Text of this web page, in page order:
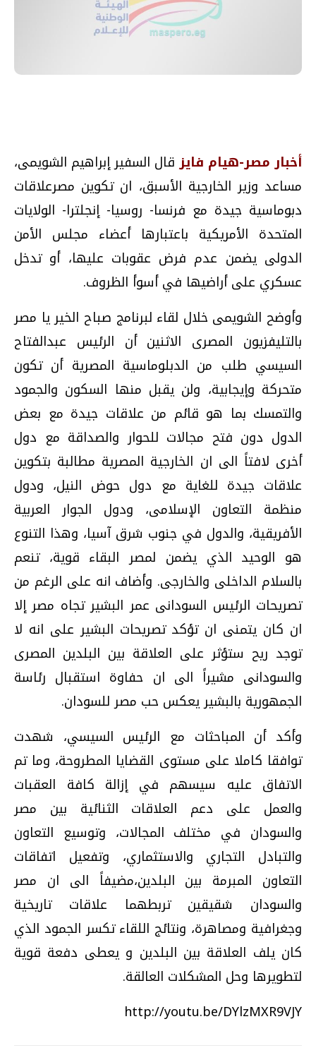
أخبار مصر-هيام فايز قال السفير إبراهيم الشويمى،
مساعد وزير الخارجية الأسبق، ان تكوين مصرعلاقات
دبوماسية جيدة مع فرنسا- روسيا- إنجلترا- الولايات
المتحدة الأمريكية باعتبارها أعضاء مجلس الأمن
الدولى يضمن عدم فرض عقوبات عليها، أو تدخل
عسكري على أراضيها في أسوأ الظروف.
وأوضح الشويمى خلال لقاء لبرنامج صباح الخير يا مصر
بالتليفزيون المصرى الاثنين أن الرئيس عبدالفتاح
السيسي طلب من الدبلوماسية المصرية أن تكون
متحركة وإيجابية، ولن يقبل منها السكون والجمود
والتمسك بما هو قائم من علاقات جيدة مع بعض
الدول دون فتح مجالات للحوار والصداقة مع دول
أخرى لافتاً الى ان الخارجية المصرية مطالبة بتكوين
علاقات جيدة للغاية مع دول حوض النيل، ودول
منظمة التعاون الإسلامى، ودول الجوار العربية
الأفريقية، والدول في جنوب شرق آسيا، وهذا التنوع
هو الوحيد الذي يضمن لمصر البقاء قوية، تنعم
بالسلام الداخلى والخارجى. وأضاف انه على الرغم من
تصريحات الرئيس السودانى عمر البشير تجاه مصر إلا
ان كان يتمنى ان تؤكد تصريحات البشير على انه لا
توجد ريح ستؤثر على العلاقة بين البلدين المصرى
والسودانى مشيراً الى ان حفاوة استقبال رئاسة
الجمهورية بالبشير يعكس حب مصر للسودان.
وأكد أن المباحثات مع الرئيس السيسي، شهدت
توافقا كاملا على مستوى القضايا المطروحة، وما تم
الاتفاق عليه سيسهم في إزالة كافة العقبات
والعمل على دعم العلاقات الثنائية بين مصر
والسودان في مختلف المجالات، وتوسيع التعاون
والتبادل التجاري والاستثماري، وتفعيل اتفاقات
التعاون المبرمة بين البلدين،مضيفاً الى ان مصر
والسودان شقيقين تربطهما علاقات تاريخية
وجغرافية ومصاهرة، ونتائج اللقاء تكسر الجمود الذي
كان يلف العلاقة بين البلدين و يعطى دفعة قوية
لتطويرها وحل المشكلات العالقة.
http://youtu.be/DYlzMXR9VJY